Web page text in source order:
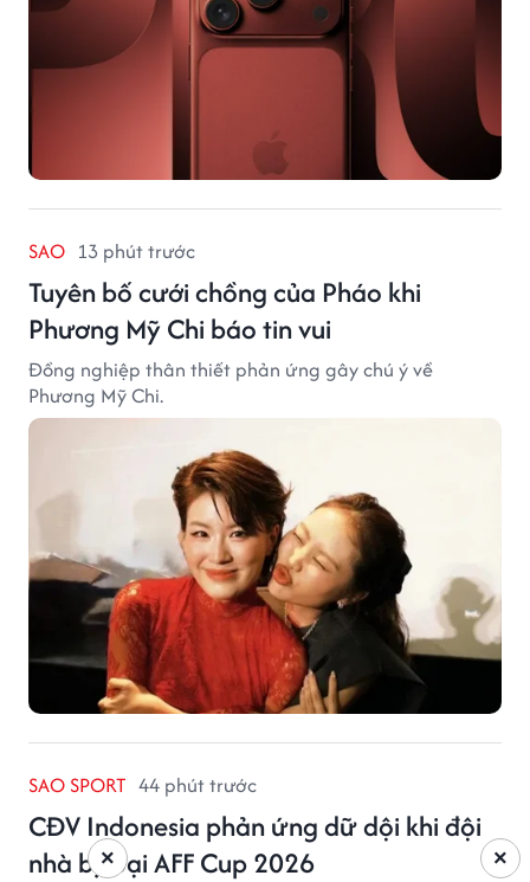
SAO 13 phút trước
Tuyên bố cưới chồng của Pháo khi
Phương Mỹ Chi báo tin vui
Đồng nghiệp thân thiết phản ứng gây chú ý về
Phương Mỹ Chi.
SAO SPORT 44 phút trước
CĐV Indonesia phản ứng dữ dội khi đội
nhà bị loại AFF Cup 2026
×
×